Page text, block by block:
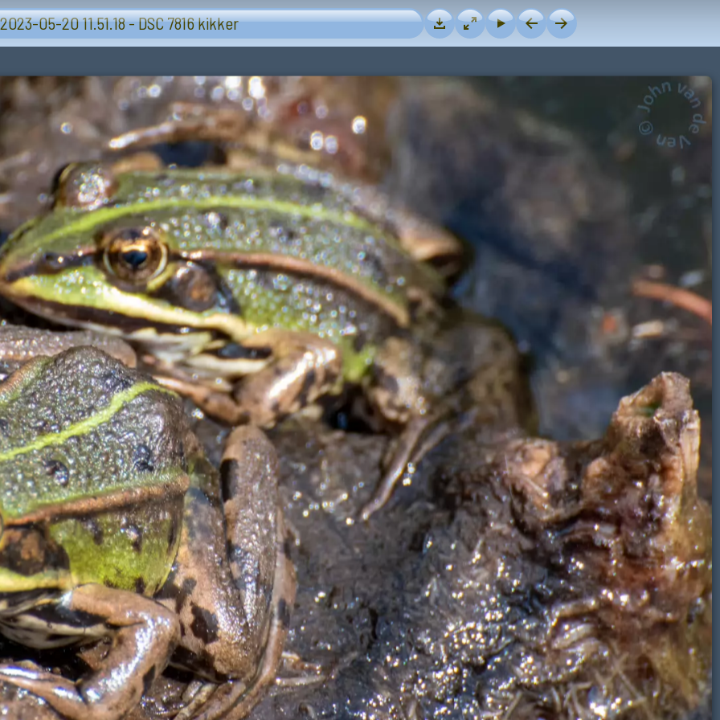
Dieren
Luchtballonen
2023-05-20 11.51.18 - DSC 7816 kikker
MuiderslotNaarden-
vestiging
VenloVliegtuigen
en
Helicopters
politie
Vliegtuigen -
Sanicole (B)
Volkel
airbase
Volkel
airbase
MaanLucht-
wolken
Volkel
airbase
OnweerSterrenRegenboog
Glow
Eindhoven
Zon